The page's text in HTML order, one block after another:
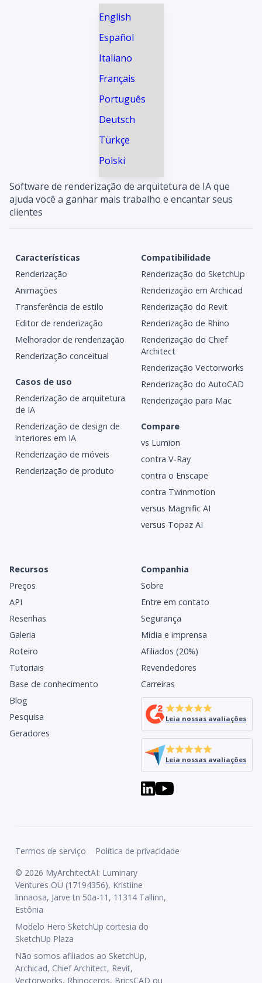
English
Español
Italiano
Français
Português
Deutsch
Türkçe
Polski
Software de renderização de arquitetura de IA que
ajuda você a ganhar mais trabalho e encantar seus
clientes
Características
Renderização
Animações
Transferência de estilo
Editor de renderização
Melhorador de renderização
Renderização conceitual
Casos de uso
Renderização de arquitetura
de IA
Renderização de design de
interiores em IA
Renderização de móveis
Renderização de produto
Compatibilidade
Renderização do SketchUp
Renderização em Archicad
Renderização do Revit
Renderização de Rhino
Renderização do Chief
Architect
Renderização Vectorworks
Renderização do AutoCAD
Renderização para Mac
Compare
vs Lumion
contra V-Ray
contra o Enscape
contra Twinmotion
versus Magnific AI
versus Topaz AI
Recursos
Preços
API
Resenhas
Galeria
Roteiro
Tutoriais
Base de conhecimento
Blog
Pesquisa
Geradores
Companhia
Sobre
Entre em contato
Segurança
Mídia e imprensa
Afiliados (20%)
Revendedores
Carreiras
Leia nossas avaliações
Leia nossas avaliações
© 2026 MyArchitectAI: Luminary
Ventures OÜ (17194356), Kristiine
linnaosa, Jarve tn 50a-11, 11314 Tallinn,
Estônia
Modelo Hero SketchUp cortesia do
SketchUp Plaza
Não somos afiliados ao SketchUp,
Archicad, Chief Architect, Revit,
Vectorworks, Rhinoceros, BricsCAD ou
Termos de serviço Política de privacidade